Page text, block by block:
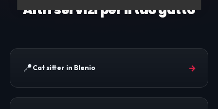
Altri servizi per il tuo gatto
📍Cat sitter in Blenio →